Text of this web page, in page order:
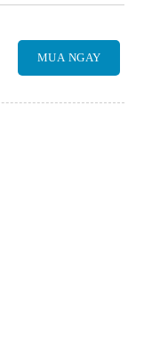
MUA NGAY